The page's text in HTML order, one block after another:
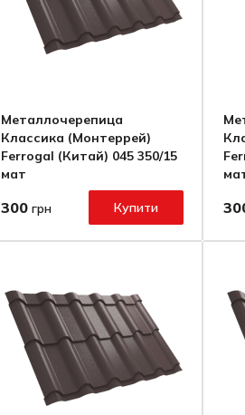
Металлочерепица
Классика (Монтеррей)
Ferrogal (Китай) 045 350/15
мат
300 грн Купити